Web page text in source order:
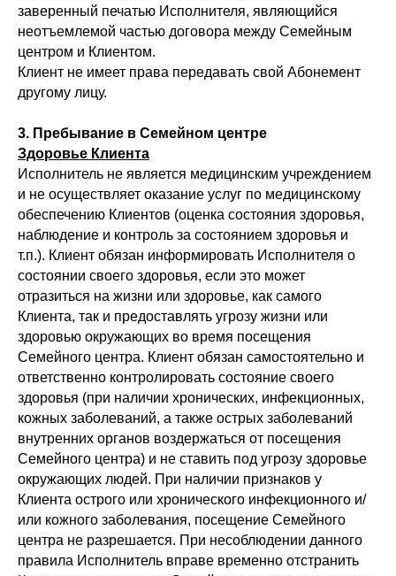
заверенный печатью Исполнителя, являющийся
неотъемлемой частью договора между Семейным
центром и Клиентом.
Клиент не имеет права передавать свой Абонемент
другому лицу.
3. Пребывание в Семейном центре
Здоровье Клиента
Исполнитель не является медицинским учреждением
и не осуществляет оказание услуг по медицинскому
обеспечению Клиентов (оценка состояния здоровья,
наблюдение и контроль за состоянием здоровья и
т.п.). Клиент обязан информировать Исполнителя о
состоянии своего здоровья, если это может
отразиться на жизни или здоровье, как самого
Клиента, так и предоставлять угрозу жизни или
здоровью окружающих во время посещения
Семейного центра. Клиент обязан самостоятельно и
ответственно контролировать состояние своего
здоровья (при наличии хронических, инфекционных,
кожных заболеваний, а также острых заболеваний
внутренних органов воздержаться от посещения
Семейного центра) и не ставить под угрозу здоровье
окружающих людей. При наличии признаков у
Клиента острого или хронического инфекционного и/
или кожного заболевания, посещение Семейного
центра не разрешается. При несоблюдении данного
правила Исполнитель вправе временно отстранить